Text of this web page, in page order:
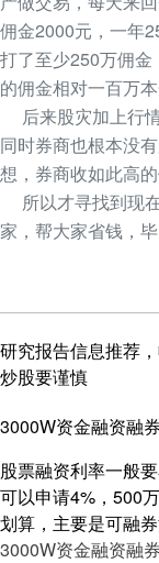
佣金2000元，一年
打了至少250万佣
的佣金相对一百万
后来股灾加上行
同时券商也根本没
想，券商收如此高
所以才寻找到现
家，帮大家省钱，
研究报告信息推荐
炒股要谨慎
3000W资金融资融
股票融资利率一般
可以申请4%，500
划算，主要是可融
3000W资金融资融